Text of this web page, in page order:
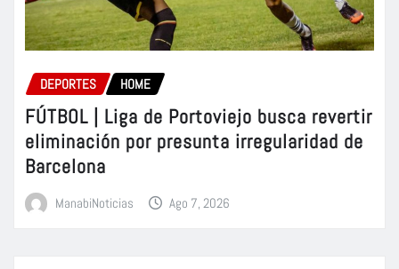
DEPORTES HOME
FÚTBOL | Liga de Portoviejo busca revertir
eliminación por presunta irregularidad de
Barcelona
ManabiNoticias Ago 7, 2026